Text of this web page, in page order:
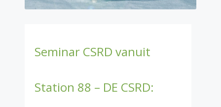
Seminar CSRD vanuit
Station 88 – DE CSRD: